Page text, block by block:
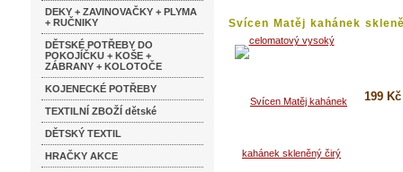
DEKY + ZAVINOVAČKY + PLYMA
+ RUČNIKY
DĚTSKÉ POTŘEBY DO
POKOJÍČKU + KOŠE +
ZÁBRANY + KOLOTOČE
KOJENECKÉ POTŘEBY
TEXTILNÍ ZBOŽÍ dětské
DĚTSKÝ TEXTIL
HRAČKY AKCE
Svícen Matěj kahánek
199 Kč